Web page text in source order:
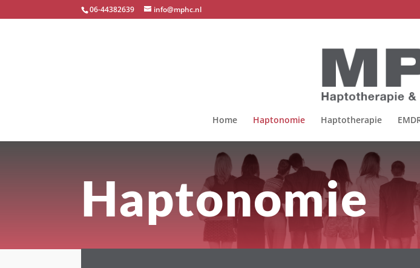
06-44382639 info@mphc.nl
Home Haptonomie Haptotherapie
Haptonomie